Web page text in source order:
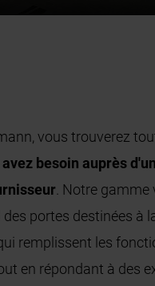
vous trouverez
besoin auprès
. Notre gamme
portes destinées à
remplissent les
en répondant à des